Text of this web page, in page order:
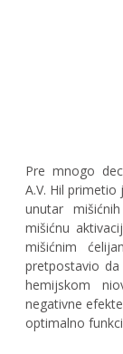
Pre mnogo
A.V. Hil
unutar
mišićnu
mišićnim
pretpostavio
hemijskom
negativne
optimalno